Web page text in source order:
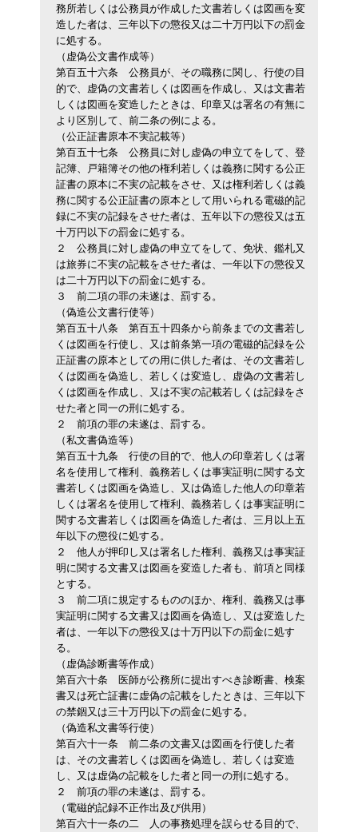
務所若しくは公務員が作成した文書若しくは図画を変
造した者は、三年以下の懲役又は二十万円以下の罰金
に処する。
（虚偽公文書作成等）
第百五十六条 公務員が、その職務に関し、行使の目
的で、虚偽の文書若しくは図画を作成し、又は文書若
しくは図画を変造したときは、印章又は署名の有無に
より区別して、前二条の例による。
（公正証書原本不実記載等）
第百五十七条 公務員に対し虚偽の申立てをして、登
記簿、戸籍簿その他の権利若しくは義務に関する公正
証書の原本に不実の記載をさせ、又は権利若しくは義
務に関する公正証書の原本として用いられる電磁的記
録に不実の記録をさせた者は、五年以下の懲役又は五
十万円以下の罰金に処する。
２
公務員に対し虚偽の申立てをして、免状、鑑札又
は旅券に不実の記載をさせた者は、一年以下の懲役又
は二十万円以下の罰金に処する。
３
前二項の罪の未遂は、罰する。
（偽造公文書行使等）
第百五十八条 第百五十四条から前条までの文書若し
くは図画を行使し、又は前条第一項の電磁的記録を公
正証書の原本としての用に供した者は、その文書若し
くは図画を偽造し、若しくは変造し、虚偽の文書若し
くは図画を作成し、又は不実の記載若しくは記録をさ
せた者と同一の刑に処する。
２
前項の罪の未遂は、罰する。
（私文書偽造等）
第百五十九条 行使の目的で、他人の印章若しくは署
名を使用して権利、義務若しくは事実証明に関する文
書若しくは図画を偽造し、又は偽造した他人の印章若
しくは署名を使用して権利、義務若しくは事実証明に
関する文書若しくは図画を偽造した者は、三月以上五
年以下の懲役に処する。
２
他人が押印し又は署名した権利、義務又は事実証
明に関する文書又は図画を変造した者も、前項と同様
とする。
３
前二項に規定するもののほか、権利、義務又は事
実証明に関する文書又は図画を偽造し、又は変造した
者は、一年以下の懲役又は十万円以下の罰金に処す
る。
（虚偽診断書等作成）
第百六十条 医師が公務所に提出すべき診断書、検案
書又は死亡証書に虚偽の記載をしたときは、三年以下
の禁錮又は三十万円以下の罰金に処する。
（偽造私文書等行使）
第百六十一条 前二条の文書又は図画を行使した者
は、その文書若しくは図画を偽造し、若しくは変造
し、又は虚偽の記載をした者と同一の刑に処する。
２
前項の罪の未遂は、罰する。
（電磁的記録不正作出及び供用）
第百六十一条の二 人の事務処理を誤らせる目的で、